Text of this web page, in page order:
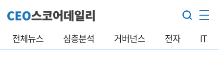
전체뉴스 심층분석 거버넌스 전자 IT